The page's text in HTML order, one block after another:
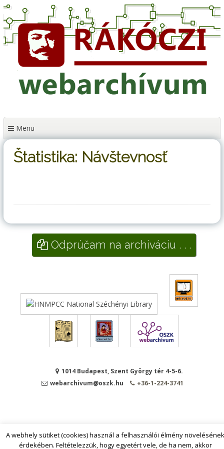
Preskočiť
na
obsah
Menu
Štatistika: Návštevnosť
Odprúčam na archiváciu . . .
1014 Budapest, Szent György tér 4-5-6.
webarchivum@oszk.hu
+36-1-224-3741
A webhely sütiket (cookies) használ a felhasználói élmény növelésének
érdekében. Feltételezzük, hogy egyetért vele, de ha nem, akkor